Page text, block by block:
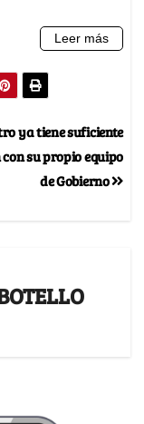
ya tiene suficiente
su propio equipo
de Gobierno